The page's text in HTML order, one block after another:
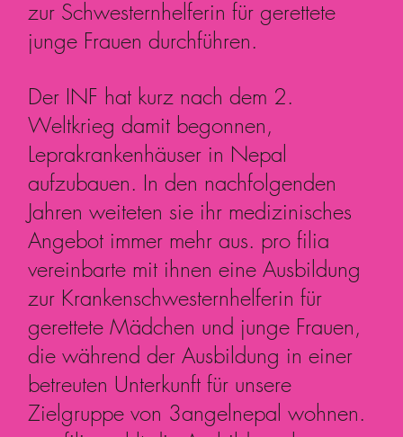
zur Schwesternhelferin für gerettete
junge Frauen durchführen.
Der INF hat kurz nach dem 2.
Weltkrieg damit begonnen,
Leprakrankenhäuser in Nepal
aufzubauen. In den nachfolgenden
Jahren weiteten sie ihr medizinisches
Angebot immer mehr aus. pro filia
vereinbarte mit ihnen eine Ausbildung
zur Krankenschwesternhelferin für
gerettete Mädchen und junge Frauen,
die während der Ausbildung in einer
betreuten Unterkunft für unsere
Zielgruppe von 3angelnepal wohnen.